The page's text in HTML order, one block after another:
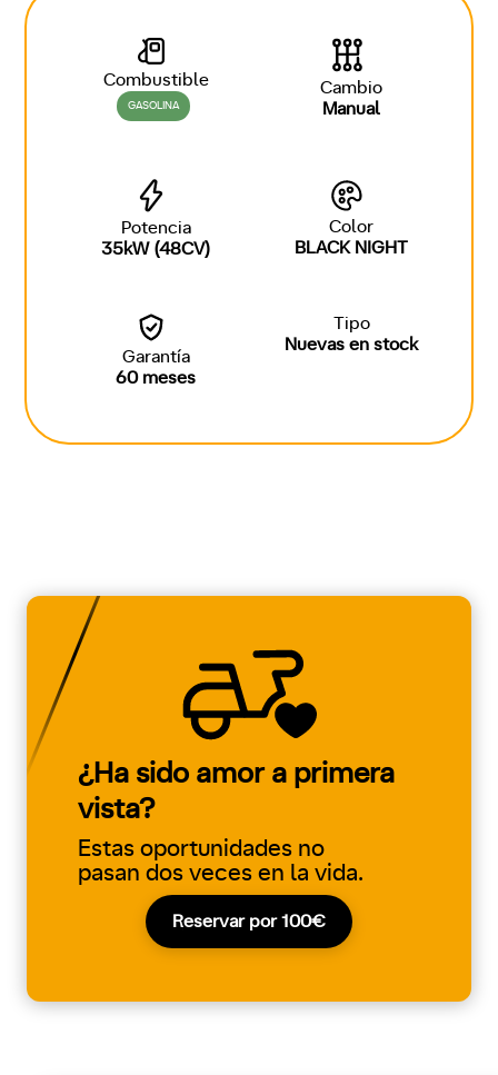
Combustible
GASOLINA
Cambio
Manual
Potencia
35kW (48CV)
Color
BLACK NIGHT
Garantía
60 meses
Tipo
Nuevas en stock
¿Ha sido amor a primera
vista?
Estas oportunidades no
pasan dos veces en la vida.
Reservar por 100€